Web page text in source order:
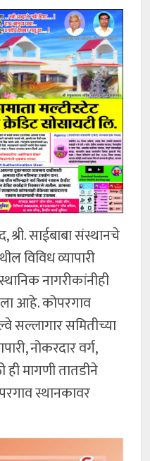
श्री. साईबाबा संस्थानचे
विविध व्यापारी
नागरीकांनीही
आहे. कोपरगाव
सल्लागार समितीच्या
नोकरदार वर्ग,
ही मागणी तातडीने
स्थानकावर